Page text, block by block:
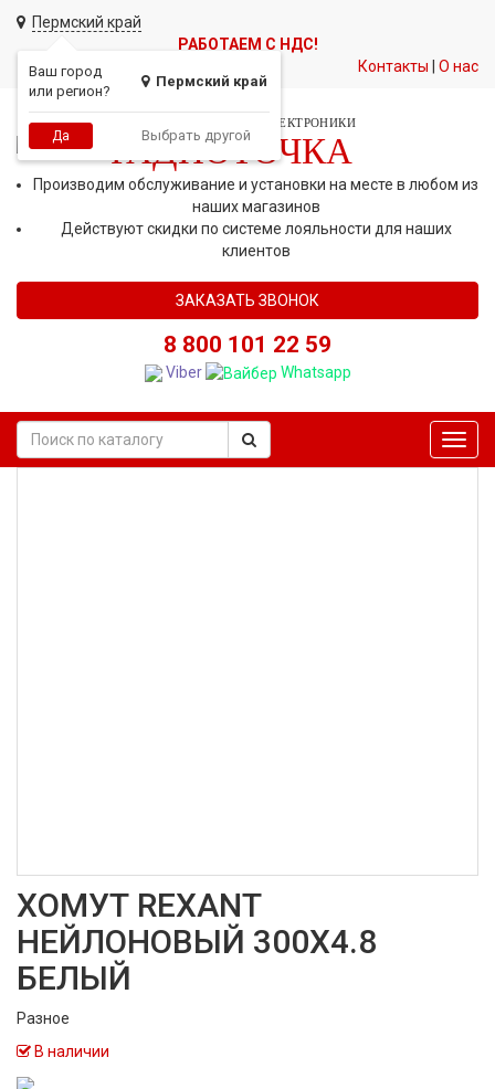
Пермский край
Ваш город
или регион?
Пермский край
Да Выбрать другой
РАБОТАЕМ С НДС!
Контакты
О нас
СЕТЬ МАГАЗИНОВ АВТОЭЛЕКТРОНИКИ
РАДИОТОЧКА
Производим обслуживание и установки на месте в любом из
наших магазинов
Действуют скидки по системе лояльности для наших
клиентов
ЗАКАЗАТЬ ЗВОНОК
8 800 101 22 59
Viber Whatsapp
ХОМУТ REXANT
НЕЙЛОНОВЫЙ 300Х4.8
БЕЛЫЙ
Разное
В наличии